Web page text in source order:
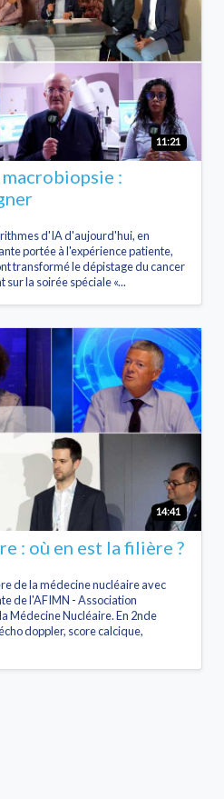
11:21
:
d'IA d'aujourd'hui, en
portée à l'expérience patiente,
transformé le dépistage du cancer
sur la soirée spéciale «...
14:41
: où en est la filière ?
de la médecine nucléaire avec
de l'AFIMN - Association
Médecine Nucléaire. En 2nde
doppler, score calcique,